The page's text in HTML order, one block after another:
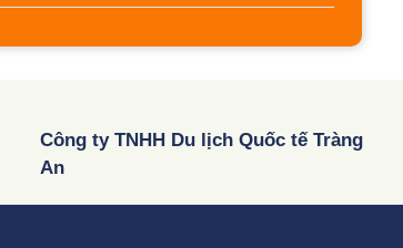
Công ty TNHH Du lịch Quốc tế Tràng
An